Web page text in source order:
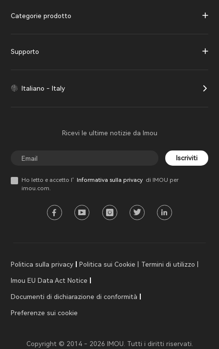
Categorie prodotto
Supporto
Italiano - Italy
Ricevi le ultime notizie da Imou
Iscriviti
Ho letto e accetto l' Informativa sulla privacy di IMOU per
imou.com.
Politica sulla privacy Politica sui Cookie Termini di utilizzo
Imou EU Data Act Notice
Documenti di dichiarazione di conformità
Preferenze sui cookie
Copyright © 2014 - 2026 IMOU. Tutti i diritti riservati.